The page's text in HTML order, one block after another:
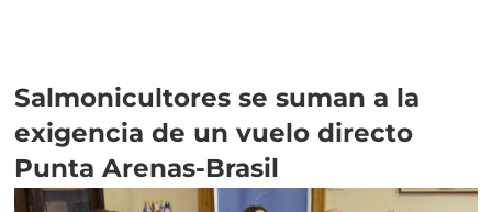
Salmonicultores se suman a la
exigencia de un vuelo directo
Punta Arenas-Brasil